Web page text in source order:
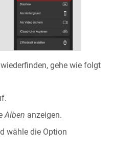
gehe wie folgt
Alben anzeigen.
wähle die Option